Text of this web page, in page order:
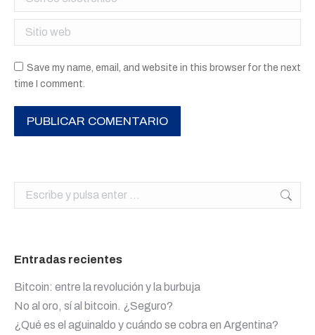
Sitio web
Save my name, email, and website in this browser for the next
time I comment.
PUBLICAR COMENTARIO
Buscar:
Entradas recientes
Bitcoin: entre la revolución y la burbuja
No al oro, sí al bitcoin. ¿Seguro?
¿Qué es el aguinaldo y cuándo se cobra en Argentina?